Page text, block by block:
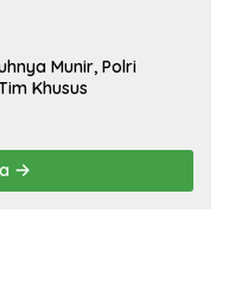
Munir, Polri
Khusus